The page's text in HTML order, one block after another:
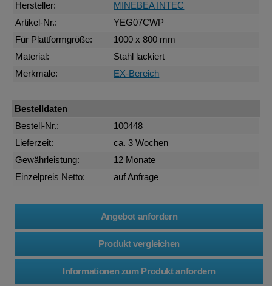
Hersteller:
MINEBEA INTEC
Artikel-Nr.:
YEG07CWP
Für Plattformgröße:
1000 x 800 mm
Material:
Stahl lackiert
Merkmale:
EX-Bereich
Bestelldaten
Bestell-Nr.:
100448
Lieferzeit:
ca. 3 Wochen
Gewährleistung:
12 Monate
Einzelpreis Netto:
auf Anfrage